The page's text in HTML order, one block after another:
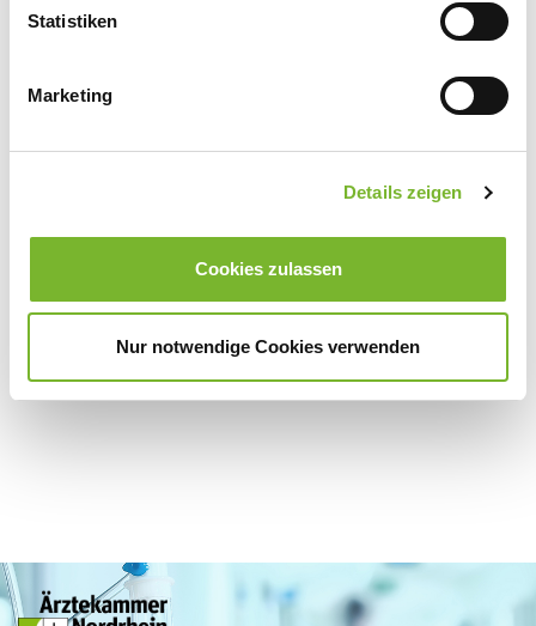
Statistiken
Marketing
Details zeigen
Cookies zulassen
Nur notwendige Cookies verwenden
Anbieter.